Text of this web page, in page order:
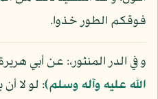
فوقكم الطور خذوا.
و في الدر المنثور،: عن أبي
الله عليه وآله وسلم): لو لا أن